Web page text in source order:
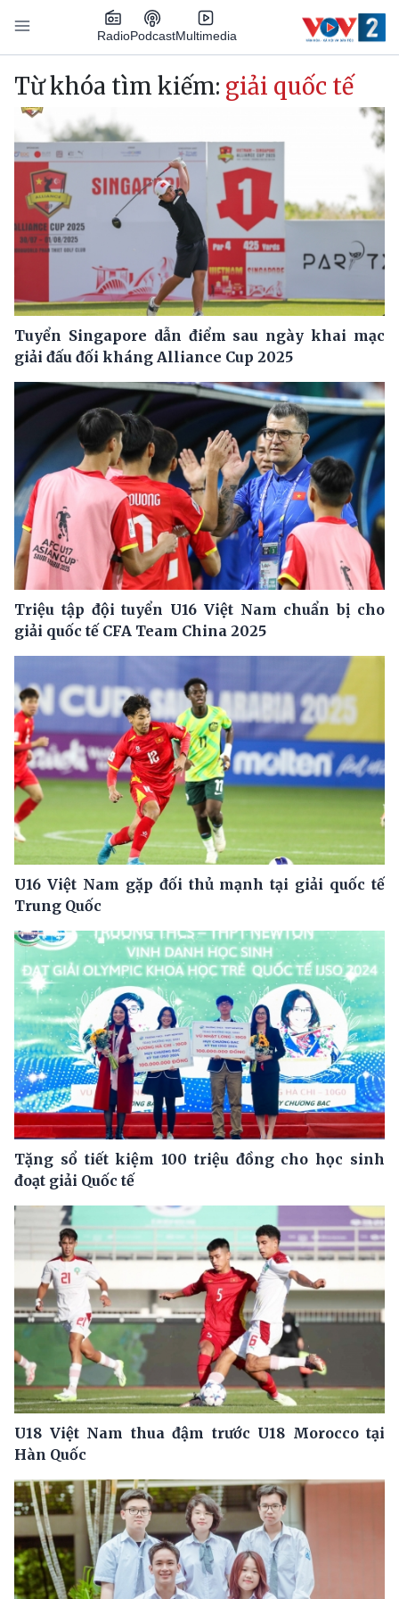
Nhảy đến nội dung
RadioPodcastMultimedia
Main navigation
Từ khóa tìm kiếm: giải quốc tế
Tuyển Singapore dẫn điểm sau ngày khai mạc
giải đấu đối kháng Alliance Cup 2025
Triệu tập đội tuyển U16 Việt Nam chuẩn bị cho
giải quốc tế CFA Team China 2025
U16 Việt Nam gặp đối thủ mạnh tại giải quốc tế
Trung Quốc
Tặng sổ tiết kiệm 100 triệu đồng cho học sinh
đoạt giải Quốc tế
U18 Việt Nam thua đậm trước U18 Morocco tại
Hàn Quốc